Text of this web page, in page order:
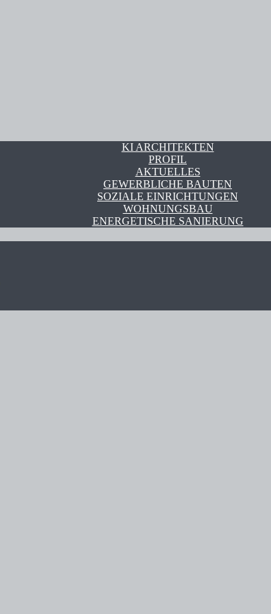
KI ARCHITEKTEN
PROFIL
AKTUELLES
GEWERBLICHE BAUTEN
SOZIALE EINRICHTUNGEN
WOHNUNGSBAU
ENERGETISCHE SANIERUNG